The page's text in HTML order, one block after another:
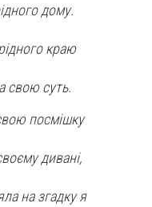
дому.
краю
свою суть.
посмішку
дивані,
на згадку я